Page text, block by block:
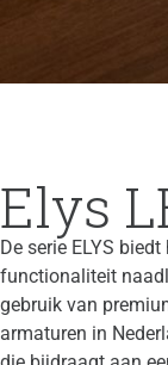
Elys
De serie ELYS
functionaliteit
gebruik van
armaturen in